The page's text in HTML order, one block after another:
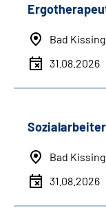
Bad
31.08.2026
Bad
31.08.2026